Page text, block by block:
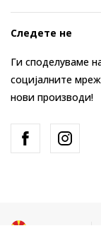
Следете не
Ги споделуваме
социјалните
нови производи!